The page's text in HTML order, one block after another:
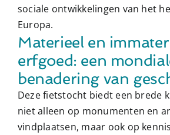
sociale ontwikkelingen van het
Europa.
Materieel en
erfgoed: een
benadering van
Deze fietstocht biedt een brede
niet alleen op monumenten en
vindplaatsen, maar ook op